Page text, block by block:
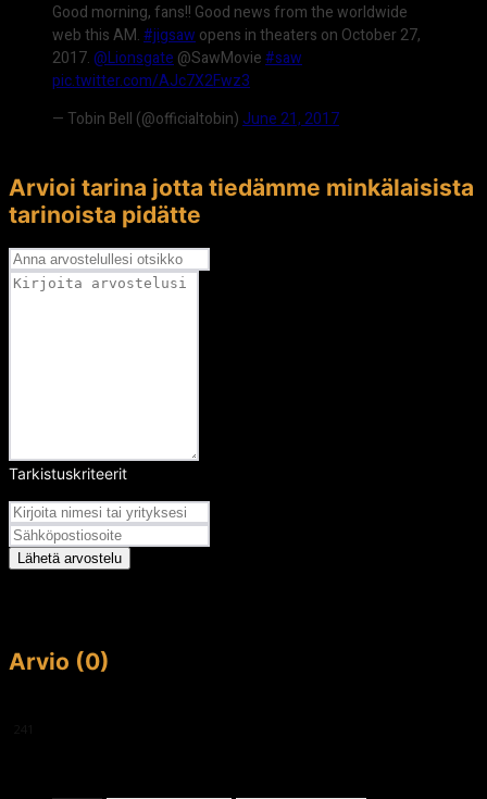
Good morning, fans!! Good news from the worldwide
web this AM.#jigsawopens in theaters on October 27,
2017.@Lionsgate@SawMovie#saw
pic.twitter.com/AJc7X2Fwz3
— Tobin Bell (@officialtobin)June 21, 2017
Arvioi tarina jotta tiedämme minkälaisista
tarinoista pidätte
Tarkistuskriteerit
Lähetä arvostelu
Arvio (0)